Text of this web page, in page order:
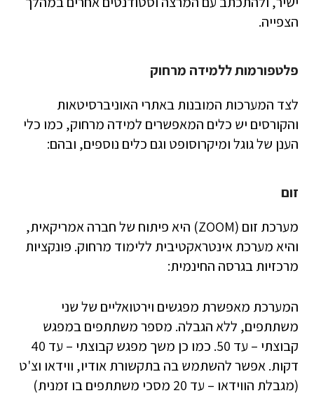
הצפייה.
פלטפורמות ללמידה מרחוק
לצד המערכות המובנות באתרי האוניברסיטאות
והקורסים יש כלים המאפשרים למידה מרחוק, כמו כלי
הענן של גוגל ומיקרוסופט וגם כלים נוספים, ובהם:
זום
מערכת זום (ZOOM) היא פיתוח של חברה אמריקאית,
והיא מערכת אינטראקטיבית ללימוד מרחוק. פונקציות
מרכזיות בגרסה החינמית:
המערכת מאפשרת מפגשים וירטואליים של שני
משתתפים, ללא הגבלה. מספר משתתפים במפגש
קבוצתי – עד 50. כמו כן משך מפגש קבוצתי – עד 40
דקות. אפשר להשתמש בה בתקשורת אודיו, ווידאו וצ'ט
(מגבלת הווידאו – עד 20 מסכי משתתפים בו זמנית)